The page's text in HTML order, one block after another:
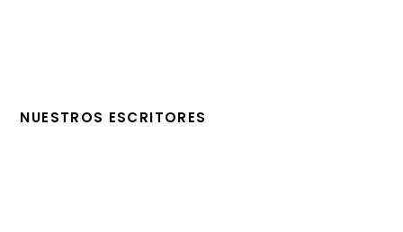
NUESTROS ESCRITORES